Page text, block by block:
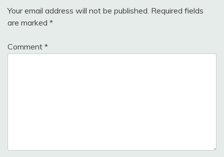
Your email address will not be published. Required fields
are marked *
Comment *